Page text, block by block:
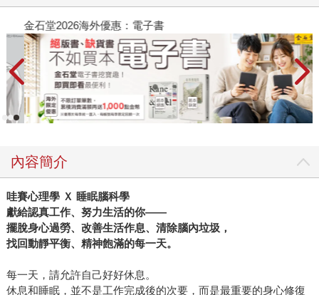
金石堂2026海外優惠：電子書
內容簡介
哇賽心理學 Ｘ 睡眠腦科學
獻給認真工作、努力生活的你——
擺脫身心過勞、改善生活作息、清除腦內垃圾，
找回動靜平衡、精神飽滿的每一天。
每一天，請允許自己好好休息。
休息和睡眠，並不是工作完成後的次要，而是最重要的身心修復